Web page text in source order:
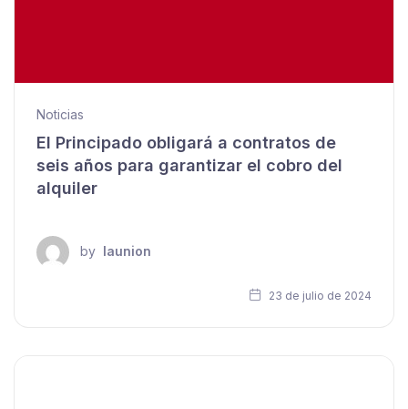
Noticias
El Principado obligará a contratos de
seis años para garantizar el cobro del
alquiler
by launion
23 de julio de 2024